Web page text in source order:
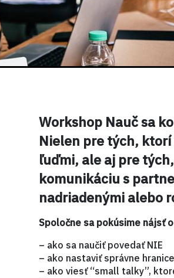
Workshop Nauč sa
Nielen pre tých,
ľuďmi, ale aj pre
komunikáciu s
nadriadenými alebo
Spoločne sa pokúsime nájsť
– ako sa naučiť povedať NIE
– ako nastaviť správne
– ako viesť “small talky”,